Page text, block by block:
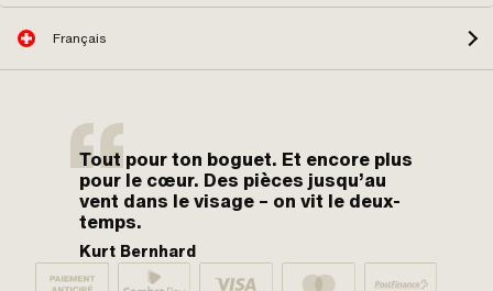
Français
Tout pour ton boguet. Et encore plus
pour le cœur. Des pièces jusqu’au
vent dans le visage – on vit le deux-
temps.
Kurt Bernhard